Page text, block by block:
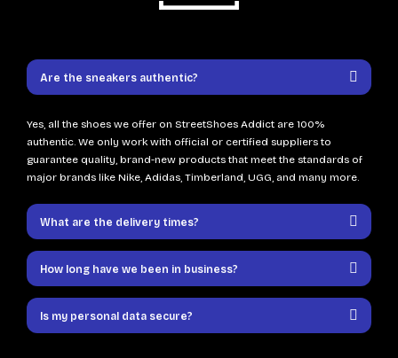
Are the sneakers authentic?
Yes, all the shoes we offer on StreetShoes Addict are 100%
authentic. We only work with official or certified suppliers to
guarantee quality, brand-new products that meet the standards of
major brands like Nike, Adidas, Timberland, UGG, and many more.
What are the delivery times?
How long have we been in business?
Is my personal data secure?